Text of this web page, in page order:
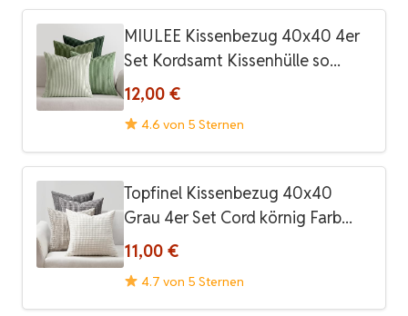
MIULEE Kissenbezug 40x40 4er
Set Kordsamt Kissenhülle so...
12,00 €
4.6 von 5 Sternen
Topfinel Kissenbezug 40x40
Grau 4er Set Cord körnig Farb...
11,00 €
4.7 von 5 Sternen